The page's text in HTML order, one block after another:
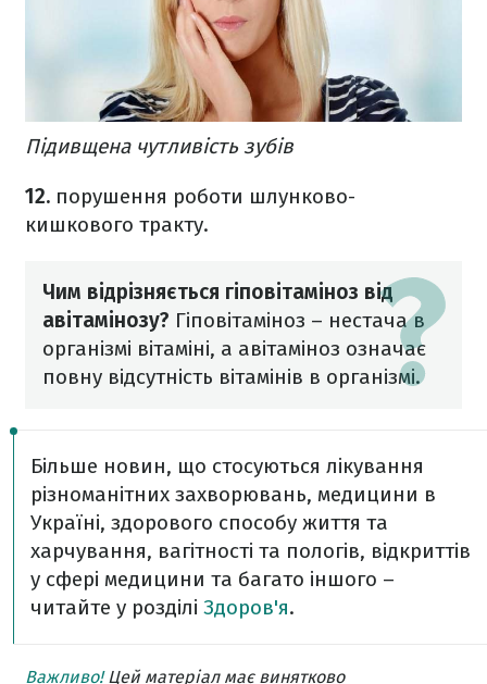
Підивщена чутливість зубів
12. порушення роботи шлунково-
кишкового тракту.
Чим відрізняється гіповітаміноз від
авітамінозу? Гіповітаміноз – нестача в
організмі вітаміні, а авітаміноз означає
повну відсутність вітамінів в організмі.
Більше новин, що стосуються лікування
різноманітних захворювань, медицини в
Україні, здорового способу життя та
харчування, вагітності та пологів, відкриттів
у сфері медицини та багато іншого –
читайте у розділі Здоров'я.
Важливо!Цей матеріал має винятково